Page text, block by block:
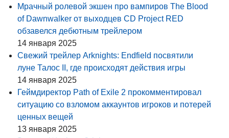
Мрачный ролевой экшен про вампиров The Blood
of Dawnwalker от выходцев CD Project RED
обзавелся дебютным трейлером
14 января 2025
Свежий трейлер Arknights: Endfield посвятили
луне Талос II, где происходят действия игры
14 января 2025
Геймдиректор Path of Exile 2 прокомментировал
ситуацию со взломом аккаунтов игроков и потерей
ценных вещей
13 января 2025